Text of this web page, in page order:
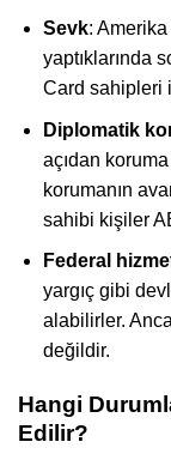
Sevk: Amerika
yaptıklarında
Card sahipleri
Diplomatik
açıdan
korumanın
sahibi kişiler
Federal
yargıç gibi
alabilirler.
değildir.
Hangi
Edilir?